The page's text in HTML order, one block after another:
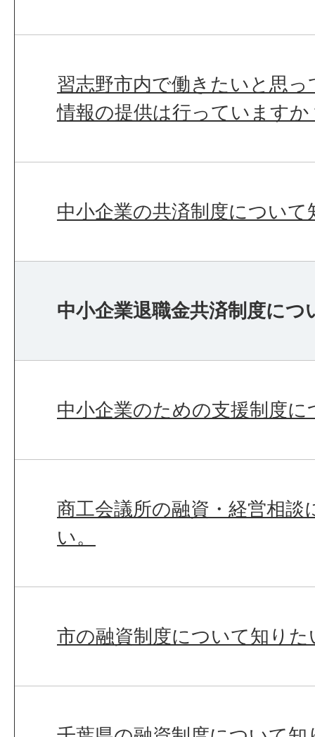
習志野市内で働きたいと思
情報の提供は行っていますか
中小企業の共済制度について
中小企業退職金共済制度につ
中小企業のための支援制度
商工会議所の融資・経営相談
い。
市の融資制度について知りた